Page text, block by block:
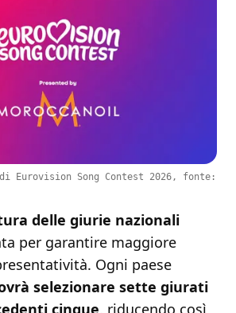
Song Contest 2026, fonte:
delle giurie nazionali
per garantire maggiore
Ogni paese
selezionare sette giurati